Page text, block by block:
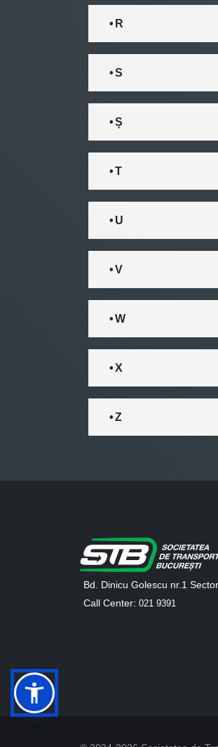
• R
• S
• Ș
• T
• U
• V
• W
• X
• Z
Bd. Dinicu Golescu nr.1
Call Center: 021 9391